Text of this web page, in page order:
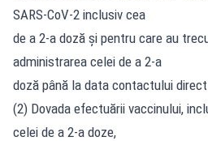
SARS-CoV-2 inclusiv cea
de a 2-a doză și pentru care au
administrarea celei de a 2-a
doză până la data contactului
(2) Dovada efectuării vaccinului,
celei de a 2-a doze,